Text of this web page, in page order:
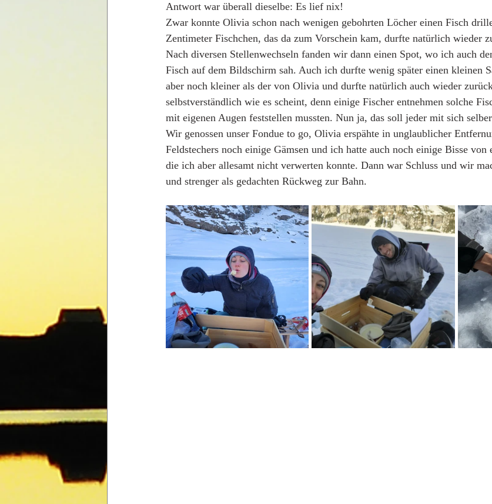
Antwort war überall dieselbe: Es lief nix!
Zwar konnte Olivia schon nach wenigen gebohrten Löcher einen Fisch
Zentimeter Fischchen, das da zum Vorschein kam, durfte natürlich wieder
Nach diversen Stellenwechseln fanden wir dann einen Spot, wo ich auch
Fisch auf dem Bildschirm sah. Auch ich durfte wenig später einen kleinen
aber noch kleiner als der von Olivia und durfte natürlich auch wieder
selbstverständlich wie es scheint, denn einige Fischer entnehmen solche
mit eigenen Augen feststellen mussten. Nun ja, das soll jeder mit sich
Wir genossen unser Fondue to go, Olivia erspähte in unglaublicher
Feldstechers noch einige Gämsen und ich hatte auch noch einige Bisse von
die ich aber allesamt nicht verwerten konnte. Dann war Schluss und wir
und strenger als gedachten Rückweg zur Bahn.